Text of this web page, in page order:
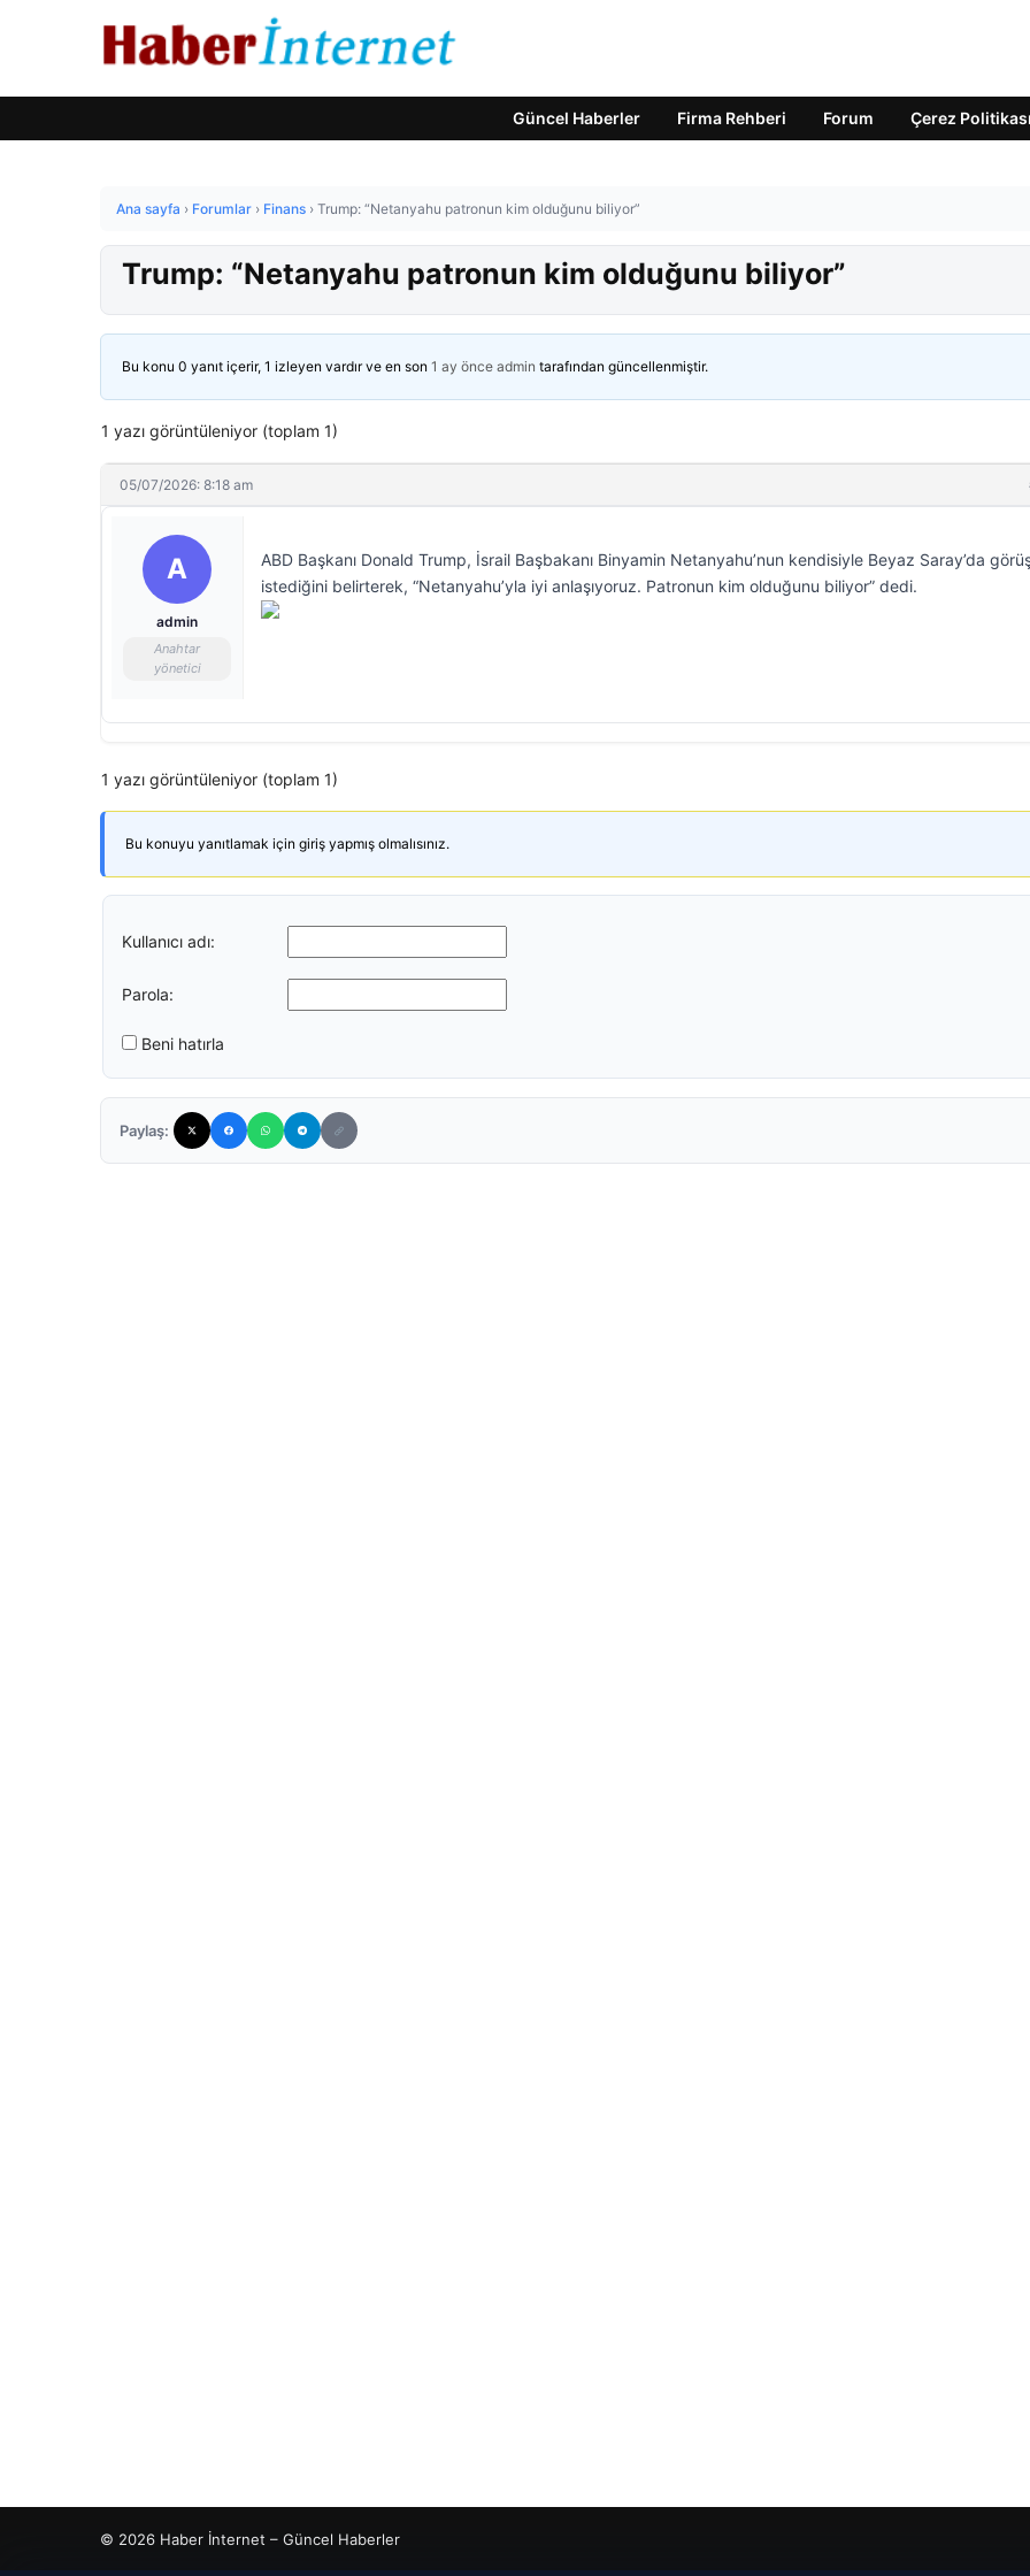
Güncel Haberler Firma Rehberi Forum Çerez Politikası
Ana sayfa › Forumlar › Finans › Trump: “Netanyahu patronun kim olduğunu biliyor”
Trump: “Netanyahu patronun kim olduğunu biliyor”
Bu konu 0 yanıt içerir, 1 izleyen vardır ve en son 1 ay önce admin tarafından güncellenmiştir.
1 yazı görüntüleniyor (toplam 1)
05/07/2026: 8:18 am
A
admin
Anahtar
yönetici
ABD Başkanı Donald Trump, İsrail Başbakanı Binyamin Netanyahu’nun kendisiyle Beyaz Saray’da
istediğini belirterek, “Netanyahu’yla iyi anlaşıyoruz. Patronun kim olduğunu biliyor” dedi.
1 yazı görüntüleniyor (toplam 1)
Bu konuyu yanıtlamak için giriş yapmış olmalısınız.
Kullanıcı adı:
Parola:
Beni hatırla
Paylaş:
© 2026 Haber İnternet – Güncel Haberler